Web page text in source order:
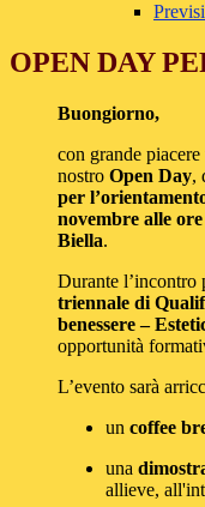
OPEN DAY
Buongiorno,
con grande
nostro Open Day,
per
novembre alle
Biella.
Durante l’incontro
triennale di
benessere –
opportunità
L’evento sarà
un coffee
una
allieve,